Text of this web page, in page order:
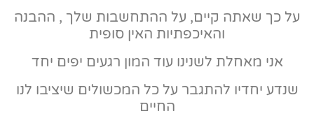
על כך שאתה קיים, על ההתחשבות שלך , ההבנה
והאיכפתיות האין סופית
אני מאחלת לשנינו עוד המון רגעים יפים יחד
שנדע יחדיו להתגבר על כל המכשולים שיציבו לנו
החיים